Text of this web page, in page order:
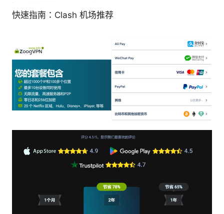
快速指南：Clash 机场推荐